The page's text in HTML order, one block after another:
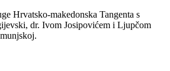
Hrvatsko-makedonska Tangenta s
dr. Ivom Josipovićem i Ljupčom